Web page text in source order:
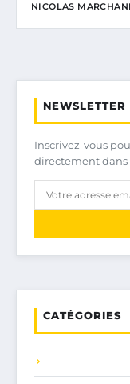
NICOLAS
NEWSLETTER
Inscrivez-vous
directement dans
CATÉGORIES